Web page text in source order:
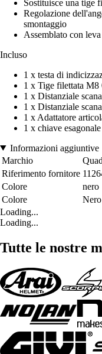
Sostituisce una tige
Regolazione
smontaggio
Assemblato con leva
Incluso
1 x testa di
1 x Tige filettata
1 x Distanziale
1 x Distanziale
1 x Adattatore
1 x chiave
Informazioni aggiuntive
Marchio
Riferimento fornitore
Colore
nero
Colore
Nero
Loading...
Loading...
Tutte le nostre